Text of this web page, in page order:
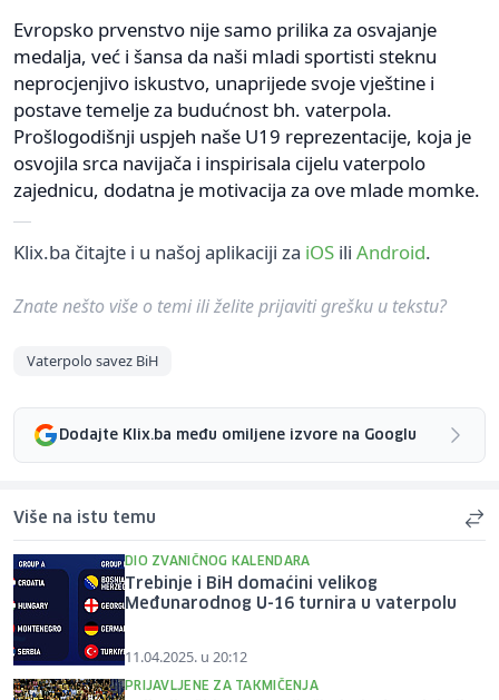
Evropsko prvenstvo nije samo prilika za osvajanje
medalja, već i šansa da naši mladi sportisti steknu
neprocjenjivo iskustvo, unaprijede svoje vještine i
postave temelje za budućnost bh. vaterpola.
Prošlogodišnji uspjeh naše U19 reprezentacije, koja je
osvojila srca navijača i inspirisala cijelu vaterpolo
zajednicu, dodatna je motivacija za ove mlade momke.
Klix.ba čitajte i u našoj aplikaciji za iOS ili Android.
Znate nešto više o temi ili želite prijaviti grešku u tekstu?
Vaterpolo savez BiH
Dodajte Klix.ba među omiljene izvore na Googlu
Više na istu temu
DIO ZVANIČNOG KALENDARA
Trebinje i BiH domaćini velikog
Međunarodnog U-16 turnira u vaterpolu
11.04.2025. u 20:12
PRIJAVLJENE ZA TAKMIČENJA